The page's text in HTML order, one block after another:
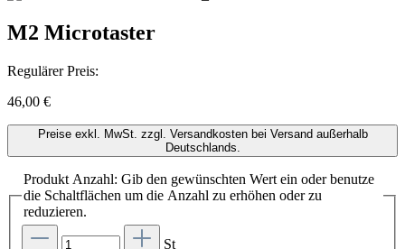
M2 Microtaster
Regulärer Preis:
46,00 €
Preise exkl. MwSt. zzgl. Versandkosten bei Versand außerhalb
Deutschlands.
Produkt Anzahl: Gib den gewünschten Wert ein oder benutze
die Schaltflächen um die Anzahl zu erhöhen oder zu
reduzieren.
St